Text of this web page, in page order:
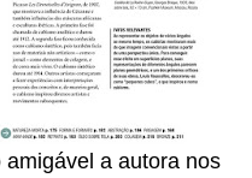
a autora nos